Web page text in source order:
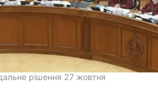
рішення 27 жовтня